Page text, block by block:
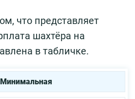
что представляет
шахтёра на
в табличке.
Минимальная